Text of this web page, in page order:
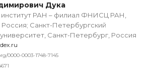
Дука
институт РАН – филиал ФНИСЦ РАН,
Санкт-Петербургский
Санкт-Петербург, Россия
0000-0003-1748-7145